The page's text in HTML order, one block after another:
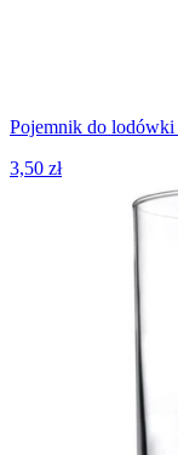
Pojemnik do
3,50 zł